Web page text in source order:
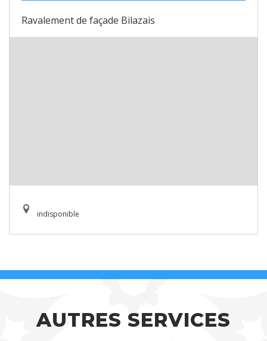
Ravalement de façade Bilazais
indisponible
AUTRES SERVICES